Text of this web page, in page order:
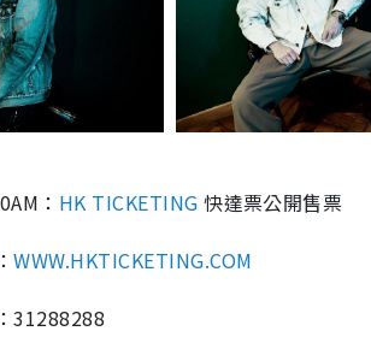
： HK TICKETING 快達票公開售票
WWW.HKTICKETING.COM
31288288